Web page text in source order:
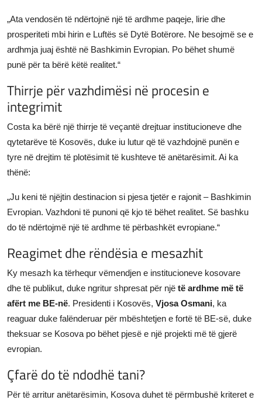
„Ata vendosën të ndërtojnë një të ardhme paqeje, lirie dhe
prosperiteti mbi hirin e Luftës së Dytë Botërore. Ne besojmë se e
ardhmja juaj është në Bashkimin Evropian. Po bëhet shumë
punë për ta bërë këtë realitet.“
Thirrje për vazhdimësi në procesin e
integrimit
Costa ka bërë një thirrje të veçantë drejtuar institucioneve dhe
qytetarëve të Kosovës, duke iu lutur që të vazhdojnë punën e
tyre në drejtim të plotësimit të kushteve të anëtarësimit. Ai ka
thënë:
„Ju keni të njëjtin destinacion si pjesa tjetër e rajonit – Bashkimin
Evropian. Vazhdoni të punoni që kjo të bëhet realitet. Së bashku
do të ndërtojmë një të ardhme të përbashkët evropiane.“
Reagimet dhe rëndësia e mesazhit
Ky mesazh ka tërhequr vëmendjen e institucioneve kosovare
dhe të publikut, duke ngritur shpresat për një të ardhme më të
afërt me BE-në. Presidenti i Kosovës, Vjosa Osmani, ka
reaguar duke falënderuar për mbështetjen e fortë të BE-së, duke
theksuar se Kosova po bëhet pjesë e një projekti më të gjerë
evropian.
Çfarë do të ndodhë tani?
Për të arritur anëtarësimin, Kosova duhet të përmbushë kriteret e